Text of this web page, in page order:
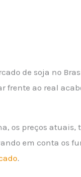
de soja no
ao real
os preços atuais,
em conta os
.